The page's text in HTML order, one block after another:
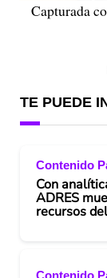
Capturada
TE PUEDE
Contenido
Con
ADRES
recursos